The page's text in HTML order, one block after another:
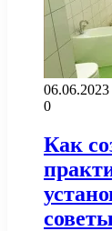
06.06.2023
0
Как